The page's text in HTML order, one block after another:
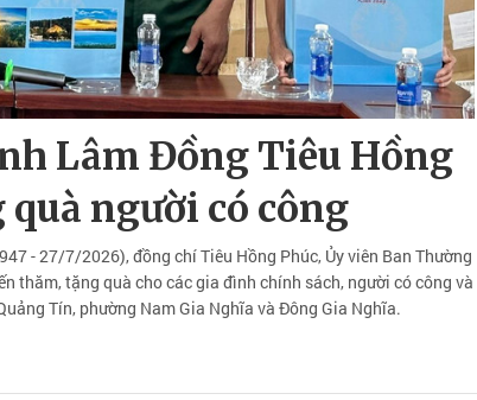
Lâm Đồng Tiêu Hồng
người có công
- 27/7/2026), đồng chí Tiêu Hồng Phúc, Ủy viên Ban Thường
thăm, tặng quà cho các gia đình chính sách, người có công và
Tín, phường Nam Gia Nghĩa và Đông Gia Nghĩa.